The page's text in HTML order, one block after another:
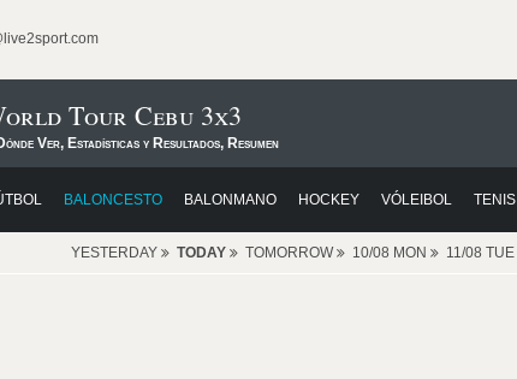
Tour Cebu 3x3
Ver, Estadísticas y Resultados, Resumen
BALONCESTO BALONMANO HOCKEY VÓLEIBOL TENIS
YESTERDAY TODAY TOMORROW 10/08 MON 11/08 TUE